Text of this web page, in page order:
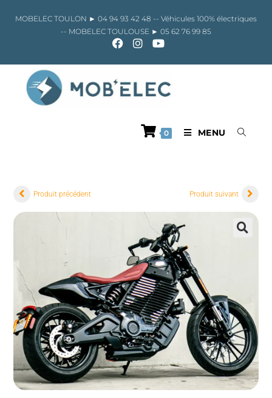
MOBELEC TOULON ► 04 94 93 42 48 -- Véhicules 100% électriques
-- MOBELEC TOULOUSE ► 05 62 76 99 85
0 MENU
Produit précédent Produit suivant